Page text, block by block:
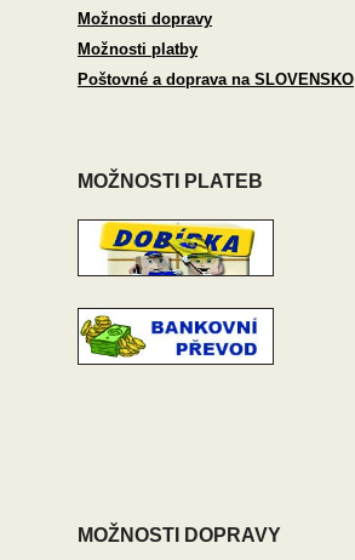
Možnosti dopravy
Možnosti platby
Poštovné a doprava na SLOVENSKO
MOŽNOSTI PLATEB
MOŽNOSTI DOPRAVY